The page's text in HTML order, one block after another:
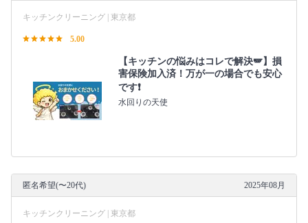
キッチンクリーニング | 東京都
5.00
【キッチンの悩みはコレで解決🪽】損
害保険加入済！万が一の場合でも安心
です❗️
水回りの天使
匿名希望(〜20代) 2025年08月
キッチンクリーニング | 東京都